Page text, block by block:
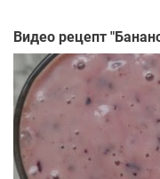
Видео рецепт "